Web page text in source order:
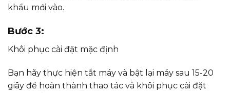
khẩu mới vào.
Bước 3:
Khôi phục cài đặt mặc định
Bạn hãy thực hiện tắt máy và bật lại máy sau 15-20
giây để hoàn thành thao tác và khôi phục cài đặt